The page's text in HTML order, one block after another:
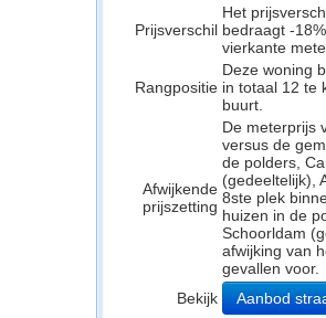
Prijsverschil
Het
bedraagt -
vierkante
Rangpositie
Deze woning
in totaal 12 te
buurt.
Afwijkende
prijszetting
De meterprijs
versus de
de polders,
(gedeeltelijk),
8ste plek
huizen in de
Schoorldam
afwijking van
gevallen voor.
Bekijk
Aanbod